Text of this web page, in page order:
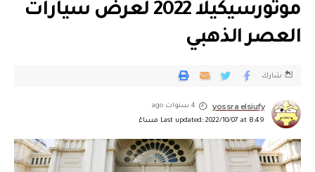
موتورسيكيلا 2022 لعرض سيارات
العصر الذهبي
Last updated: 2022/10/07 at 8:49 مساءً
yossra elsiufy 4 سنوات ago
شارك